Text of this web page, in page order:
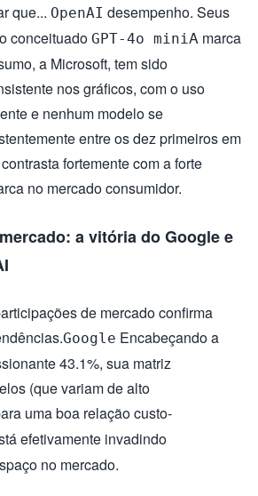
que... OpenAI desempenho. Seus
conceituado GPT-4o miniA marca
a Microsoft, tem sido
nos gráficos, com o uso
e nenhum modelo se
entre os dez primeiros em
fortemente com a forte
no mercado consumidor.
a vitória do Google e
de mercado confirma
Google Encabeçando a
43.1%, sua matriz
(que variam de alto
uma boa relação custo-
efetivamente invadindo
no mercado.